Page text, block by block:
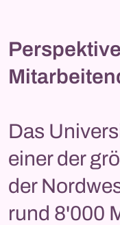
Das
einer der
der
rund 8'000